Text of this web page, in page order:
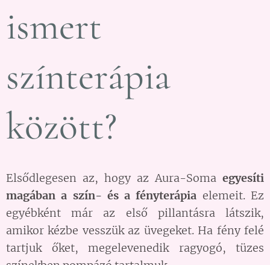
ismert
színterápia
között?
Elsődlegesen az, hogy az Aura-Soma egyesíti
magában a szín- és a fényterápia elemeit. Ez
egyébként már az első pillantásra látszik,
amikor kézbe vesszük az üvegeket. Ha fény felé
tartjuk őket, megelevenedik ragyogó, tüzes